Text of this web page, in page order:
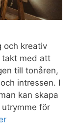
och kreativ
takt med att
till tonåren,
intressen. I
kan skapa
för